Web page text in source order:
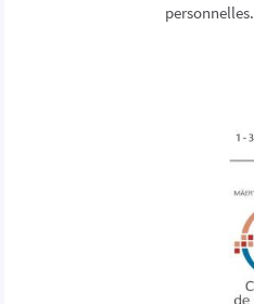
personnelles.